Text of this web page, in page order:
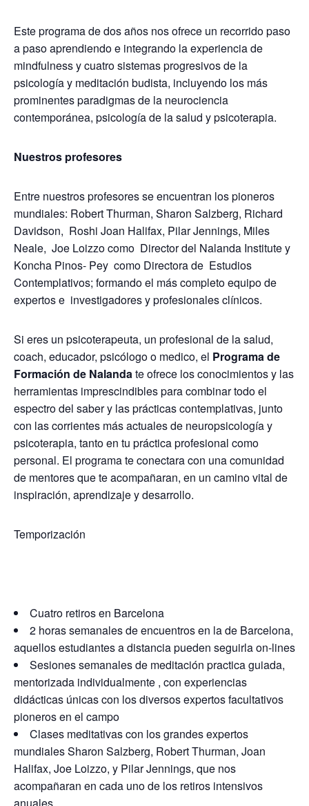
Este programa de dos años nos ofrece un recorrido paso
a paso aprendiendo e integrando la experiencia de
mindfulness y cuatro sistemas progresivos de la
psicología y meditación budista, incluyendo los más
prominentes paradigmas de la neurociencia
contemporánea, psicología de la salud y psicoterapia.
Nuestros profesores
Entre nuestros profesores se encuentran los pioneros
mundiales: Robert Thurman, Sharon Salzberg, Richard
Davidson, Roshi Joan Halifax, Pilar Jennings, Miles
Neale, Joe Loizzo como Director del Nalanda Institute y
Koncha Pinos- Pey como Directora de Estudios
Contemplativos; formando el más completo equipo de
expertos e investigadores y profesionales clínicos.
Si eres un psicoterapeuta, un profesional de la salud,
coach, educador, psicólogo o medico, el Programa de
Formación de Nalandate ofrece los conocimientos y las
herramientas imprescindibles para combinar todo el
espectro del saber y las prácticas contemplativas, junto
con las corrientes más actuales de neuropsicología y
psicoterapia, tanto en tu práctica profesional como
personal. El programa te conectara con una comunidad
de mentores que te acompañaran, en un camino vital de
inspiración, aprendizaje y desarrollo.
Temporización
Cuatro retiros en Barcelona
2 horas semanales de encuentros en la de Barcelona,
aquellos estudiantes a distancia pueden seguirla on-lines
Sesiones semanales de meditación practica guiada,
mentorizada individualmente , con experiencias
didácticas únicas con los diversos expertos facultativos
pioneros en el campo
Clases meditativas con los grandes expertos
mundiales Sharon Salzberg, Robert Thurman, Joan
Halifax, Joe Loizzo, y Pilar Jennings, que nos
acompañaran en cada uno de los retiros intensivos